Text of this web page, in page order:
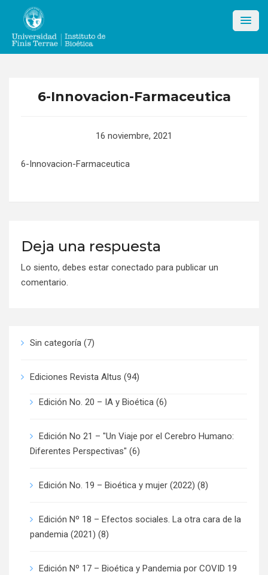
content
6-Innovacion-Farmaceutica
16 noviembre, 2021
6-Innovacion-Farmaceutica
Deja una respuesta
Lo siento, debes estar conectado para publicar un
comentario.
Sin categoría (7)
Ediciones Revista Altus (94)
Edición No. 20 – IA y Bioética (6)
Edición No 21 – "Un Viaje por el Cerebro Humano:
Diferentes Perspectivas" (6)
Edición No. 19 – Bioética y mujer (2022) (8)
Edición Nº 18 – Efectos sociales. La otra cara de la
pandemia (2021) (8)
Edición Nº 17 – Bioética y Pandemia por COVID 19